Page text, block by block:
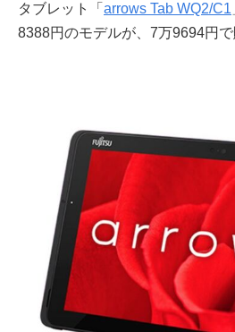
タブレット「 arrows Tab WQ2/C1
8388円のモデルが、7万9694円で